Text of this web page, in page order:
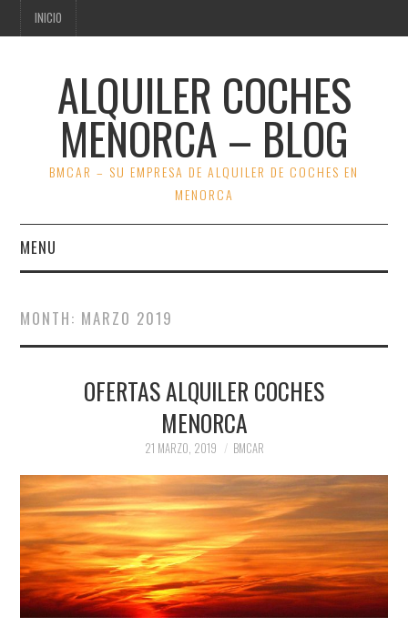
INICIO
ALQUILER COCHES
MENORCA – BLOG
BMCAR – SU EMPRESA DE ALQUILER DE COCHES EN
MENORCA
MENU
VER OFERTAS BMCAR
MONTH: MARZO 2019
OFERTAS ALQUILER COCHES
MENORCA
21 MARZO, 2019 BMCAR